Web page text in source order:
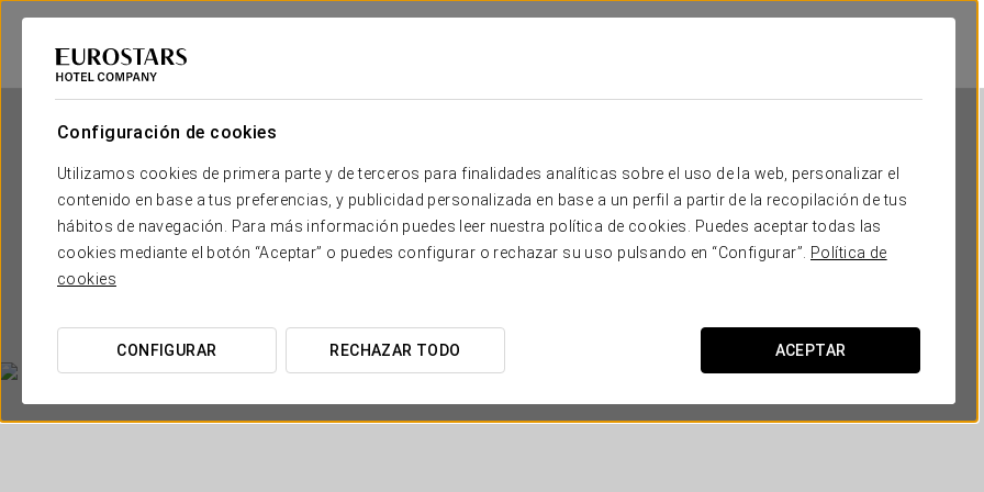
Configuración de cookies
Utilizamos cookies de primera parte y de terceros para finalidades analíticas sobre el uso de la web, personalizar el
contenido en base a tus preferencias, y publicidad personalizada en base a un perfil a partir de la recopilación de tus
hábitos de navegación. Para más información puedes leer nuestra política de cookies. Puedes aceptar todas las
cookies mediante el botón “Aceptar” o puedes configurar o rechazar su uso pulsando en “Configurar”.
Política de
cookies
CONFIGURAR RECHAZAR TODO ACEPTAR
CÁDIZ - JEREZ DE LA FRONTERA